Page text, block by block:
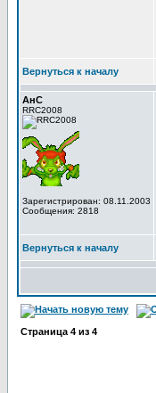
Вернуться к началу
АнС
RRC2008
Зарегистрирован: 08.11.2003
Сообщения: 2818
Вернуться к началу
Страница 4 из 4